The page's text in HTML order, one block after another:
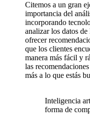
Citemos a un gran
importancia del
incorporando
analizar los datos
ofrecer
que los clientes
manera más fácil y
las
más a lo que estás
Inteligencia
forma de